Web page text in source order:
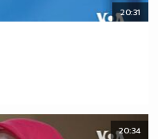
20:31
20:34